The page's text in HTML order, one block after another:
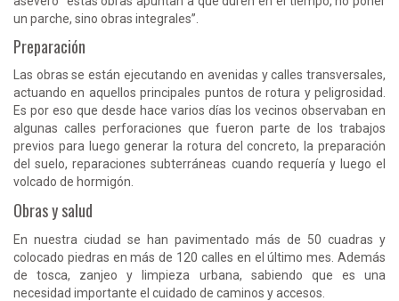
un parche, sino obras integrales”.
Preparación
Las obras se están ejecutando en avenidas y calles transversales,
actuando en aquellos principales puntos de rotura y peligrosidad.
Es por eso que desde hace varios días los vecinos observaban en
algunas calles perforaciones que fueron parte de los trabajos
previos para luego generar la rotura del concreto, la preparación
del suelo, reparaciones subterráneas cuando requería y luego el
volcado de hormigón.
Obras y salud
En nuestra ciudad se han pavimentado más de 50 cuadras y
colocado piedras en más de 120 calles en el último mes. Además
de tosca, zanjeo y limpieza urbana, sabiendo que es una
necesidad importante el cuidado de caminos y accesos.